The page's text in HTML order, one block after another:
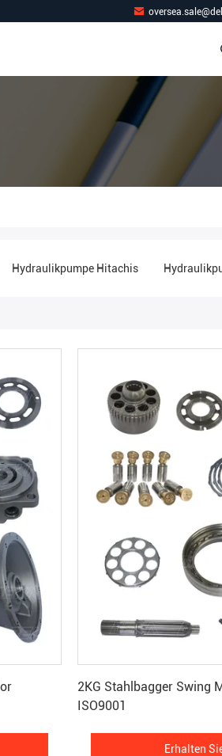
Hydraulikpumpe Hitachis
2KG Stahlbagger Swing
ISO9001
Erhalten